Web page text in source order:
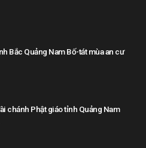
Bắc Quảng Nam Bố-tát mùa an cư
chánh Phật giáo tỉnh Quảng Nam